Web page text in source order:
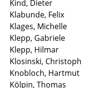
Kind, Dieter
Klabunde, Felix
Klages, Michelle
Klepp, Gabriele
Klepp, Hilmar
Klosinski, Christoph
Knobloch, Hartmut
Kölpin, Thomas